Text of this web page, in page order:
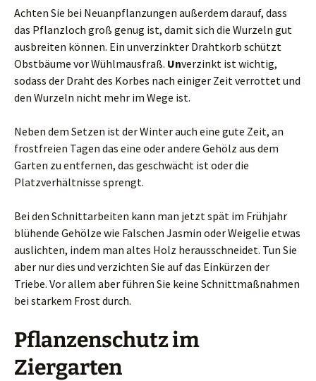
Achten Sie bei Neuanpflanzungen außerdem darauf, dass
das Pflanzloch groß genug ist, damit sich die Wurzeln gut
ausbreiten können. Ein unverzinkter Drahtkorb schützt
Obstbäume vor Wühlmausfraß. Unverzinkt ist wichtig,
sodass der Draht des Korbes nach einiger Zeit verrottet und
den Wurzeln nicht mehr im Wege ist.
Neben dem Setzen ist der Winter auch eine gute Zeit, an
frostfreien Tagen das eine oder andere Gehölz aus dem
Garten zu entfernen, das geschwächt ist oder die
Platzverhältnisse sprengt.
Bei den Schnittarbeiten kann man jetzt spät im Frühjahr
blühende Gehölze wie Falschen Jasmin oder Weigelie etwas
auslichten, indem man altes Holz herausschneidet. Tun Sie
aber nur dies und verzichten Sie auf das Einkürzen der
Triebe. Vor allem aber führen Sie keine Schnittmaßnahmen
bei starkem Frost durch.
Pflanzenschutz im
Ziergarten